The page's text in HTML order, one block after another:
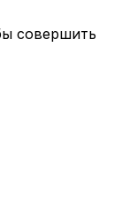
совершить